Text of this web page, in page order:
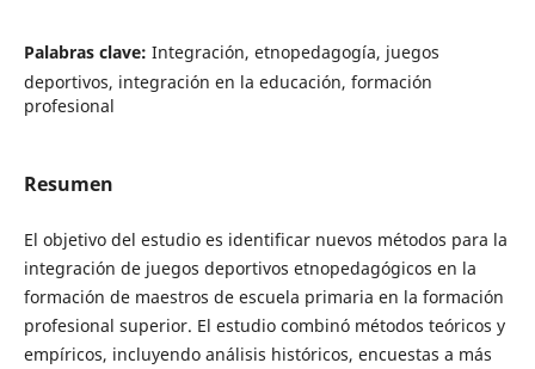
Palabras clave: Integración, etnopedagogía, juegos
deportivos, integración en la educación, formación
profesional
Resumen
El objetivo del estudio es identificar nuevos métodos para la
integración de juegos deportivos etnopedagógicos en la
formación de maestros de escuela primaria en la formación
profesional superior. El estudio combinó métodos teóricos y
empíricos, incluyendo análisis históricos, encuestas a más